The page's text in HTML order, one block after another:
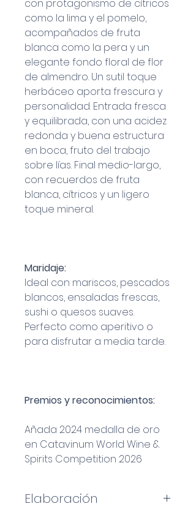
con protagonismo de cítricos
como la lima y el pomelo,
acompañados de fruta
blanca como la pera y un
elegante fondo floral de flor
de almendro. Un sutil toque
herbáceo aporta frescura y
personalidad. Entrada fresca
y equilibrada, con una acidez
redonda y buena estructura
en boca, fruto del trabajo
sobre lías. Final medio-largo,
con recuerdos de fruta
blanca, cítricos y un ligero
toque mineral.
Maridaje:
Ideal con mariscos, pescados
blancos, ensaladas frescas,
sushi o quesos suaves.
Perfecto como aperitivo o
para disfrutar a media tarde.
Premios y reconocimientos:
Añada 2024 medalla de oro
en Catavinum World Wine &
Spirits Competition 2026
Elaboración